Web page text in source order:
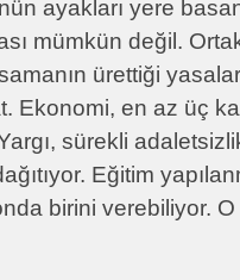
ayakları yere
mümkün değil.
ürettiği
Ekonomi, en az üç
sürekli
Eğitim
birini verebiliyor.